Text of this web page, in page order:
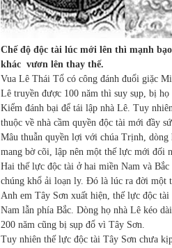
Chế độ độc tài lúc mới lên thì mạnh
khác vươn lên thay thế.
Vua Lê Thái Tổ có công đánh đuổi giặc
Lê truyền được 100 năm thì suy sụp, bị
Kiểm đánh bại để tái lập nhà Lê. Tuy
thuộc về nhà cầm quyền độc tài mới đầy
Mâu thuẫn quyền lợi với chúa Trịnh, dòng
mang bờ cõi, lập nên một thế lực mới đối
Hai thế lực độc tài ở hai miền Nam và
chúng khổ ải loạn ly. Đó là lúc ra đời một
Anh em Tây Sơn xuất hiện, thế lực độc
Nam lẫn phía Bắc. Dòng họ nhà Lê kéo
200 năm cũng bị sụp đổ vì Tây Sơn.
Tuy nhiên thế lực độc tài Tây Sơn chưa